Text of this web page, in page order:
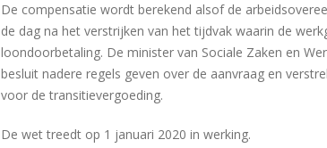
De compensatie wordt berekend alsof de
de dag na het verstrijken van het tijdvak waarin de
loondoorbetaling. De minister van Sociale Zaken en
besluit nadere regels geven over de aanvraag en
voor de transitievergoeding.
De wet treedt op 1 januari 2020 in werking.